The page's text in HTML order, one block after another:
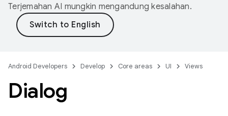
Terjemahan AI mungkin mengandung kesalahan.
Android Developers Develop Core areas UI Views
Dialog